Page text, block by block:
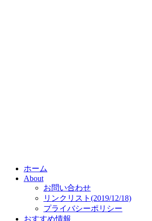
ホーム
About
お問い合わせ
リンクリスト(2019/12/18)
プライバシーポリシー
おすすめ情報